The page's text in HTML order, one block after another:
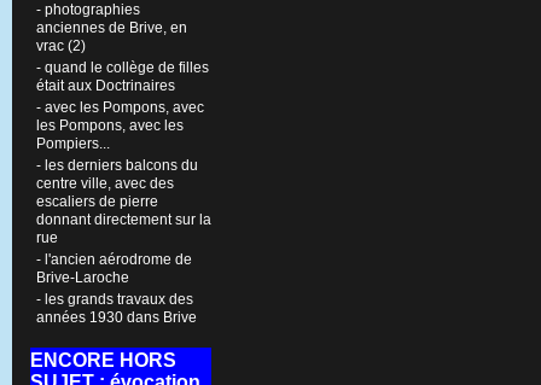
- photographies
anciennes de Brive, en
vrac (2)
- quand le collège de filles
était aux Doctrinaires
- avec les Pompons, avec
les Pompons, avec les
Pompiers...
- les derniers balcons du
centre ville, avec des
escaliers de pierre
donnant directement sur la
rue
- l'ancien aérodrome de
Brive-Laroche
- les grands travaux des
années 1930 dans Brive
ENCORE HORS